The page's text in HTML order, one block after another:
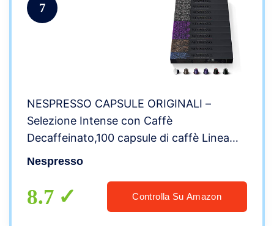
7
NESPRESSO CAPSULE ORIGINALI –
Selezione Intense con Caffè
Decaffeinato,100 capsule di caffè Linea
Original, Riciclabili
Nespresso
8.7 Controlla Su Amazon